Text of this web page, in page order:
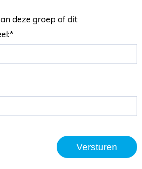
deze groep of dit
*